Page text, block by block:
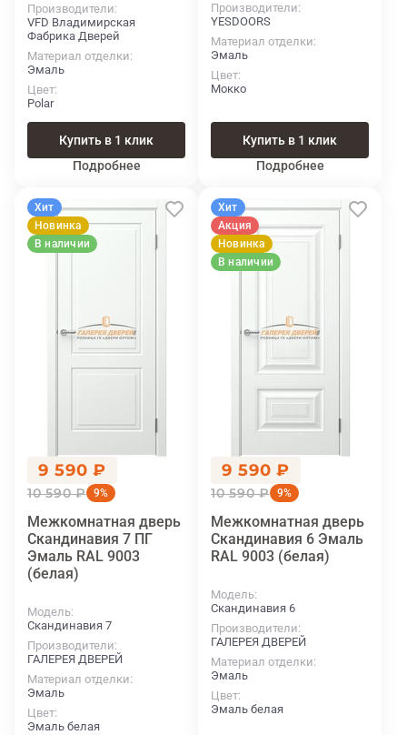
Производители
VFD Владимирская
Фабрика Дверей
Материал отделки
Эмаль
Цвет
Polar
Купить в 1 клик
Подробнее
Производители
YESDOORS
Материал отделки
Эмаль
Цвет
Мокко
Купить в 1 клик
Подробнее
Хит
Новинка
В наличии
9 590 ₽
10 590 ₽ 9%
Межкомнатная дверь
Скандинавия 7 ПГ
Эмаль RAL 9003
(белая)
Модель
Скандинавия 7
Производители
ГАЛЕРЕЯ ДВЕРЕЙ
Материал отделки
Эмаль
Цвет
Эмаль белая
Хит
Акция
Новинка
В наличии
9 590 ₽
10 590 ₽ 9%
Межкомнатная дверь
Скандинавия 6 Эмаль
RAL 9003 (белая)
Модель
Скандинавия 6
Производители
ГАЛЕРЕЯ ДВЕРЕЙ
Материал отделки
Эмаль
Цвет
Эмаль белая